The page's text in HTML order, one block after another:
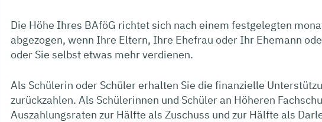
Die Höhe Ihres BAföG richtet sich nach einem festgelegten
abgezogen, wenn Ihre Eltern, Ihre Ehefrau oder Ihr Ehemann
oder Sie selbst etwas mehr verdienen.
Als Schülerin oder Schüler erhalten Sie die finanzielle
zurückzahlen. Als Schülerinnen und Schüler an Höheren
Auszahlungsraten zur Hälfte als Zuschuss und zur Hälfte als